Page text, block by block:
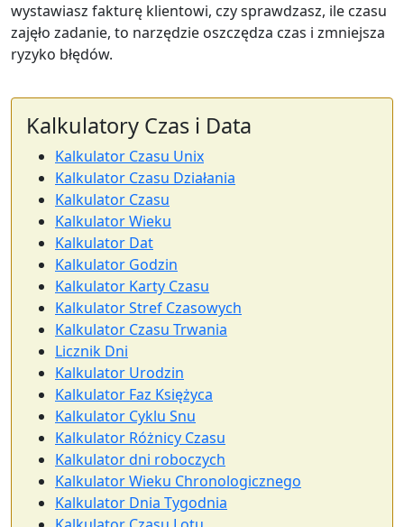
wystawiasz fakturę klientowi, czy sprawdzasz, ile czasu
zajęło zadanie, to narzędzie oszczędza czas i zmniejsza
ryzyko błędów.
Kalkulatory Czas i Data
Kalkulator Czasu Unix
Kalkulator Czasu Działania
Kalkulator Czasu
Kalkulator Wieku
Kalkulator Dat
Kalkulator Godzin
Kalkulator Karty Czasu
Kalkulator Stref Czasowych
Kalkulator Czasu Trwania
Licznik Dni
Kalkulator Urodzin
Kalkulator Faz Księżyca
Kalkulator Cyklu Snu
Kalkulator Różnicy Czasu
Kalkulator dni roboczych
Kalkulator Wieku Chronologicznego
Kalkulator Dnia Tygodnia